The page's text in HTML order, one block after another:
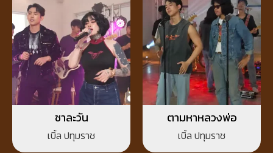
ชาละวัน
เบิ้ล ปทุมราช
ตามหาหลวงพ่อ
เบิ้ล ปทุมราช